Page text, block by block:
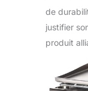
de
justifier
produit